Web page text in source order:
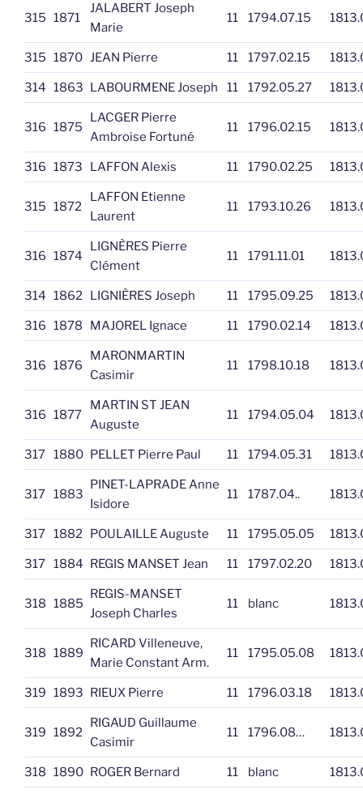
315 1871
JALABERT Joseph
Marie
11 1794.07.15
315 1870 JEAN Pierre 11 1797.02.15
314 1863 LABOURMENE Joseph 11 1792.05.27
316 1875
LACGER Pierre
Ambroise Fortuné
11 1796.02.15
316 1873 LAFFON Alexis 11 1790.02.25
315 1872
LAFFON Etienne
Laurent
11 1793.10.26
316 1874
LIGNÈRES Pierre
Clément
11 1791.11.01
314 1862 LIGNIÈRES Joseph 11 1795.09.25
316 1878 MAJOREL Ignace 11 1790.02.14
316 1876
MARONMARTIN
Casimir
11 1798.10.18
316 1877
MARTIN ST JEAN
Auguste
11 1794.05.04
317 1880 PELLET Pierre Paul 11 1794.05.31
317 1883
PINET-LAPRADE Anne
Isidore
11 1787.04..
317 1882 POULAILLE Auguste 11 1795.05.05
317 1884 REGIS MANSET Jean 11 1797.02.20
318 1885
REGIS-MANSET
Joseph Charles
11 blanc
318 1889
RICARD Villeneuve,
Marie Constant Arm.
11 1795.05.08
319 1893 RIEUX Pierre 11 1796.03.18
319 1892
RIGAUD Guillaume
Casimir
11 1796.08…
318 1890 ROGER Bernard 11 blanc